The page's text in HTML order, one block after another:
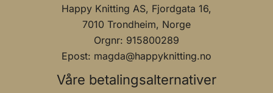
Happy Knitting AS, Fjordgata 16,
7010 Trondheim, Norge
Orgnr: 915800289
Epost: magda@happyknitting.no
Våre betalingsalternativer